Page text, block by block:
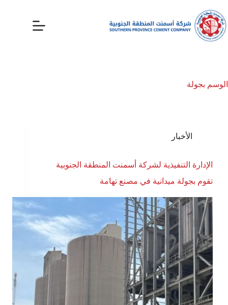
الوسم بجولة
الأخبار
الإدارة التنفيذية لشركة أسمنت المنطقة الجنوبية
تقوم بجولة ميدانية في مصنع تهامة